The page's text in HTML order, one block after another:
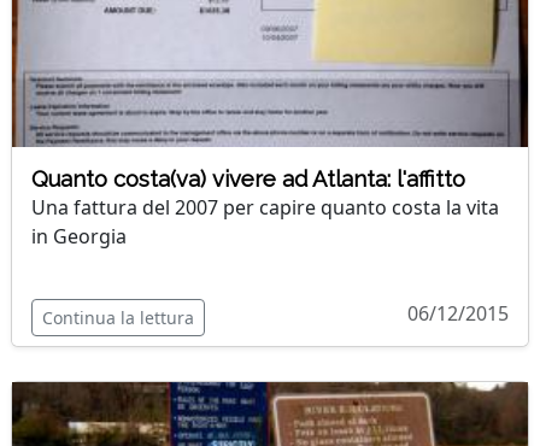
Quanto costa(va) vivere ad Atlanta: l'affitto
Una fattura del 2007 per capire quanto costa la vita
in Georgia
Continua la lettura 06/12/2015